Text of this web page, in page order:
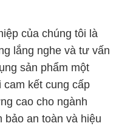
của chúng tôi là
lắng nghe và tư vấn
sản phẩm một
cam kết cung cấp
cao cho ngành
an toàn và hiệu